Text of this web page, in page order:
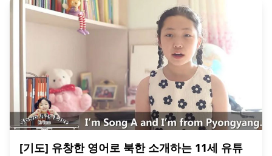
[기도] 유창한 영어로 북한 소개하는 11세 유튜